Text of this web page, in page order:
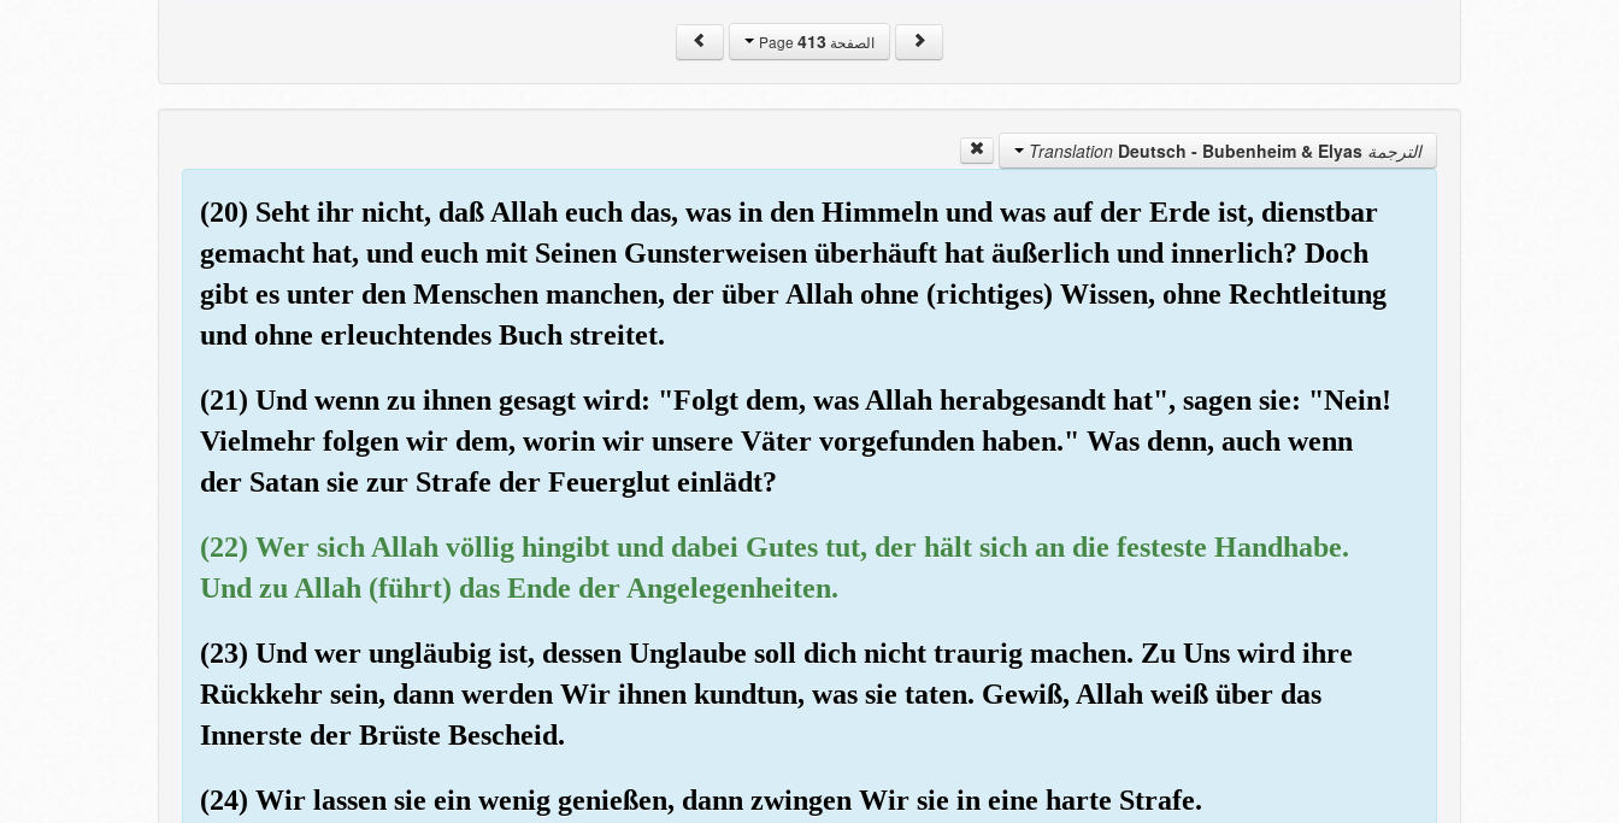
الصفحة Page413
الترجمة Translation Deutsch - Bubenheim & Elyas
(20) Seht ihr nicht, daß Allah euch das, was in den Himmeln und was auf der Erde ist, dienstbar
gemacht hat, und euch mit Seinen Gunsterweisen überhäuft hat äußerlich und innerlich? Doch
gibt es unter den Menschen manchen, der über Allah ohne (richtiges) Wissen, ohne Rechtleitung
und ohne erleuchtendes Buch streitet.
(21) Und wenn zu ihnen gesagt wird: "Folgt dem, was Allah herabgesandt hat", sagen sie: "Nein!
Vielmehr folgen wir dem, worin wir unsere Väter vorgefunden haben." Was denn, auch wenn
der Satan sie zur Strafe der Feuerglut einlädt?
(22) Wer sich Allah völlig hingibt und dabei Gutes tut, der hält sich an die festeste Handhabe.
Und zu Allah (führt) das Ende der Angelegenheiten.
(23) Und wer ungläubig ist, dessen Unglaube soll dich nicht traurig machen. Zu Uns wird ihre
Rückkehr sein, dann werden Wir ihnen kundtun, was sie taten. Gewiß, Allah weiß über das
Innerste der Brüste Bescheid.
(24) Wir lassen sie ein wenig genießen, dann zwingen Wir sie in eine harte Strafe.